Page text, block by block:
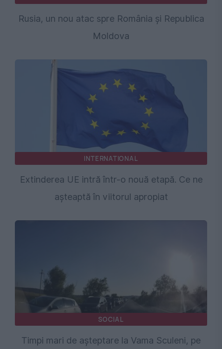
Rusia, un nou atac spre România și Republica
Moldova
INTERNATIONAL
Extinderea UE intră într-o nouă etapă. Ce ne
așteaptă în viitorul apropiat
SOCIAL
Timpi mari de așteptare la Vama Sculeni, pe